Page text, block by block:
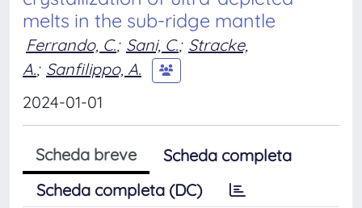
melts in the sub-ridge mantle
Ferrando, C.; Sani, C.; Stracke,
A.; Sanfilippo, A.
2024-01-01
Scheda breve
Scheda completa
Scheda completa (DC)